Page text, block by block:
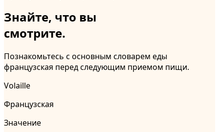
Знайте, что вы
смотрите.
Познакомьтесь с основным словарем еды
французская перед следующим приемом пищи.
Volaille
Французская
Значение